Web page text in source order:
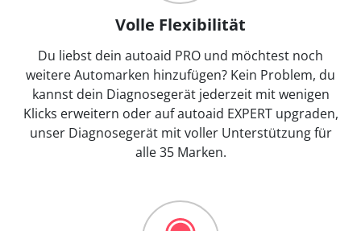
Volle Flexibilität
Du liebst dein autoaid PRO und möchtest noch
weitere Automarken hinzufügen? Kein Problem, du
kannst dein Diagnosegerät jederzeit mit wenigen
Klicks erweitern oder auf autoaid EXPERT upgraden,
unser Diagnosegerät mit voller Unterstützung für
alle 35 Marken.